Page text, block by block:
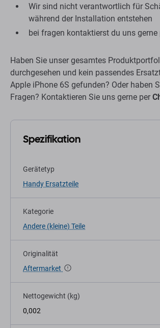
Wir sind nicht verantwortlich für
während der Installation entstehen
bei fragen kontaktierst du uns gerne
Haben Sie unser gesamtes
durchgesehen und kein passendes
Apple iPhone 6S gefunden? Oder haben
Fragen? Kontaktieren Sie uns gerne per
Spezifikation
Gerätetyp
Handy Ersatzteile
Kategorie
Andere (kleine) Teile
Originalität
Aftermarket
Nettogewicht (kg)
0,002